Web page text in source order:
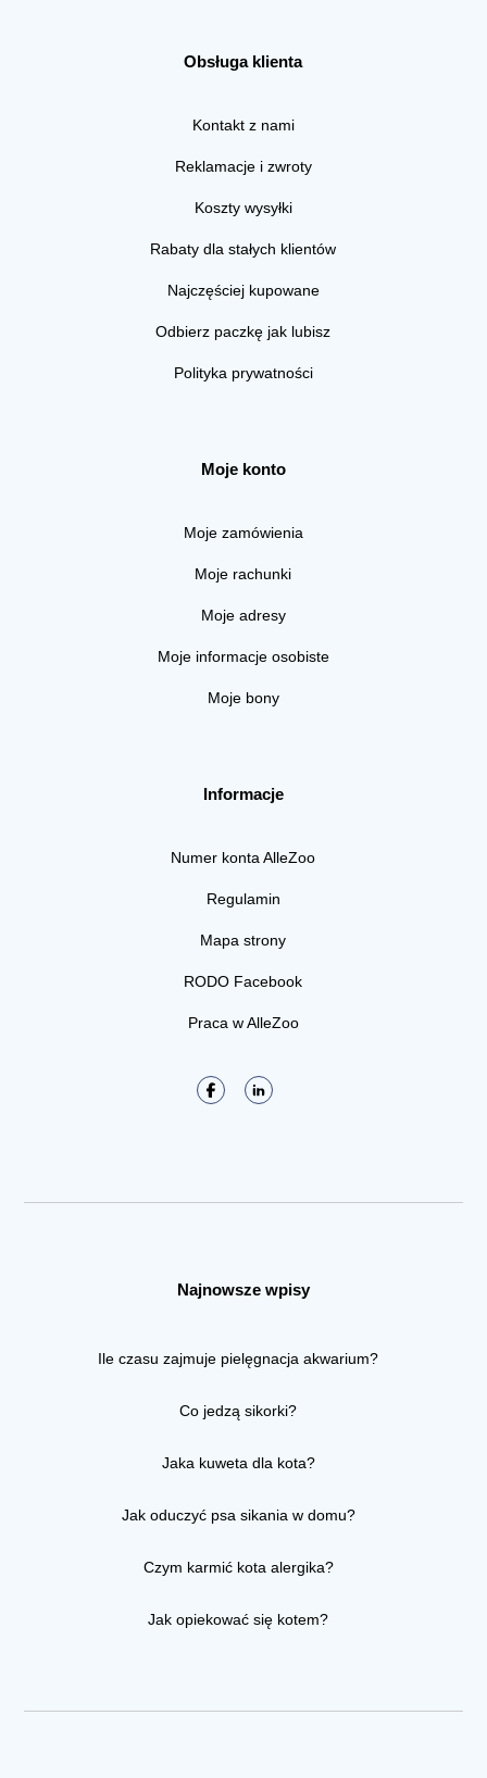
Obsługa klienta
Kontakt z nami
Reklamacje i zwroty
Koszty wysyłki
Rabaty dla stałych klientów
Najczęściej kupowane
Odbierz paczkę jak lubisz
Polityka prywatności
Moje konto
Moje zamówienia
Moje rachunki
Moje adresy
Moje informacje osobiste
Moje bony
Informacje
Numer konta AlleZoo
Regulamin
Mapa strony
RODO Facebook
Praca w AlleZoo
Najnowsze wpisy
Ile czasu zajmuje pielęgnacja akwarium?
Co jedzą sikorki?
Jaka kuweta dla kota?
Jak oduczyć psa sikania w domu?
Czym karmić kota alergika?
Jak opiekować się kotem?